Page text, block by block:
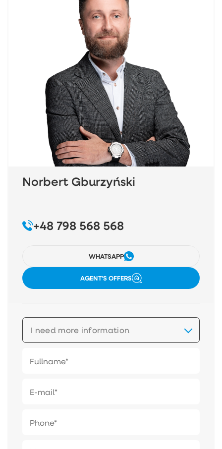
Norbert Gburzyński
+48 798 568 568
WHATSAPP
AGENT'S OFFERS
I need more information